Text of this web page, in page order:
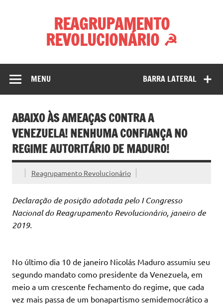
REAGRUPAMENTO
REVOLUCIONÁRIO ☭
BARRA LATERAL
MENU
ABAIXO ÀS AMEAÇAS CONTRA A
VENEZUELA! NENHUMA CONFIANÇA NO
REGIME AUTORITÁRIO DE MADURO!
Reagrupamento Revolucionário
Declaração de posição adotada pelo I Congresso
Nacional do Reagrupamento Revolucionário, janeiro de
2019.
No último dia 10 de janeiro Nicolás Maduro assumiu seu
segundo mandato como presidente da Venezuela, em
meio a um crescente fechamento do regime, que cada
vez mais passa de um bonapartismo semidemocrático a